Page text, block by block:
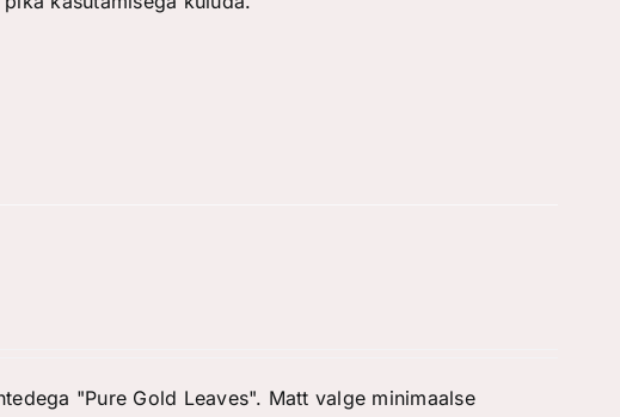
"Pure Gold Leaves". Matt valge minimaalse